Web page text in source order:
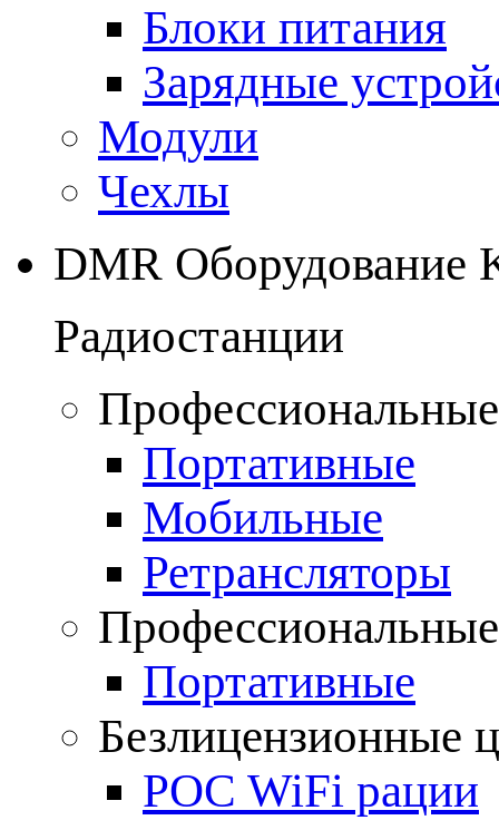
Блоки питания
Зарядные
Модули
Чехлы
DMR Оборудование
Радиостанции
Портативные
Мобильные
Ретрансляторы
Портативные
Безлицензионные
POC WiFi рации